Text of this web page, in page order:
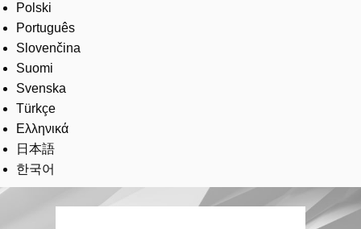
Polski
Português
Slovenčina
Suomi
Svenska
Türkçe
Ελληνικά
日本語
한국어